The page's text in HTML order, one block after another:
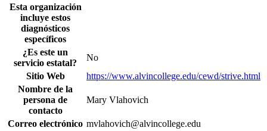
Esta organización
incluye estos
diagnósticos
específicos
¿Es este un
servicio estatal?
No
Sitio Web
https://www.alvincollege.edu/cewd/strive.html
Nombre de la
persona de
contacto
Mary Vlahovich
Correo electrónico mvlahovich@alvincollege.edu